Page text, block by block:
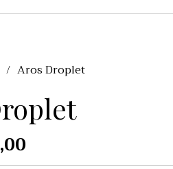
Aros Droplet